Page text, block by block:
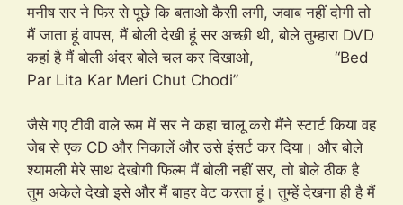
मनीष सर ने फिर से पूछे कि बताओ कैसी लगी, जवाब नहीं दोगी तो
मैं जाता हूं वापस, मैं बोली देखी हूं सर अच्छी थी, बोले तुम्हारा DVD
कहां है मैं बोली अंदर बोले चल कर दिखाओ, “Bed
Par Lita Kar Meri Chut Chodi”
जैसे गए टीवी वाले रूम में सर ने कहा चालू करो मैंने स्टार्ट किया वह
जेब से एक CD और निकालें और उसे इंसर्ट कर दिया। और बोले
श्यामली मेरे साथ देखोगी फिल्म मैं बोली नहीं सर, तो बोले ठीक है
तुम अकेले देखो इसे और मैं बाहर वेट करता हूं। तुम्हें देखना ही है मैं